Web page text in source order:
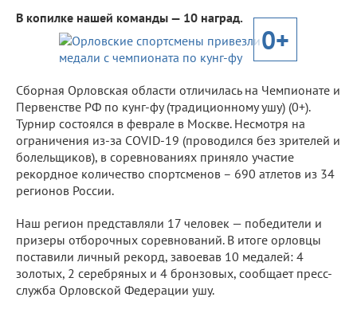
В копилке нашей команды — 10 наград.
0+
Сборная Орловская области отличилась на Чемпионате и
Первенстве РФ по кунг-фу (традиционному ушу) (0+).
Турнир состоялся в феврале в Москве. Несмотря на
ограничения из-за COVID-19 (проводился без зрителей и
болельщиков), в соревнованиях приняло участие
рекордное количество спортсменов – 690 атлетов из 34
регионов России.
Наш регион представляли 17 человек — победители и
призеры отборочных соревнований. В итоге орловцы
поставили личный рекорд, завоевав 10 медалей: 4
золотых, 2 серебряных и 4 бронзовых, сообщает пресс-
служба Орловской Федерации ушу.